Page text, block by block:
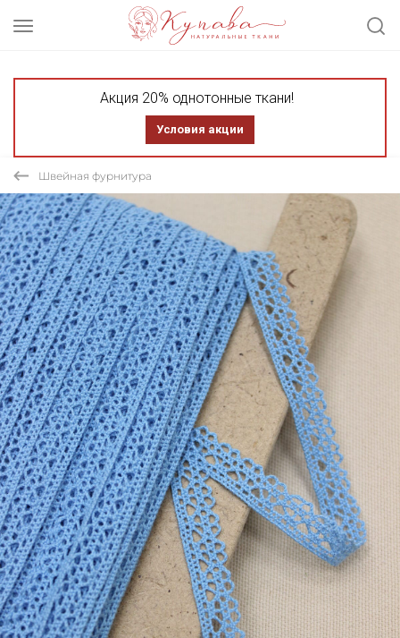
Акция 20% однотонные ткани!
Условия акции
Швейная фурнитура